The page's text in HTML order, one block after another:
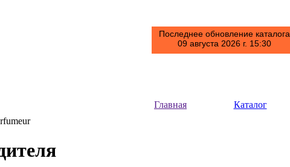
Последнее обновление каталога
09 августа 2026 г. 15:30
Главная Каталог